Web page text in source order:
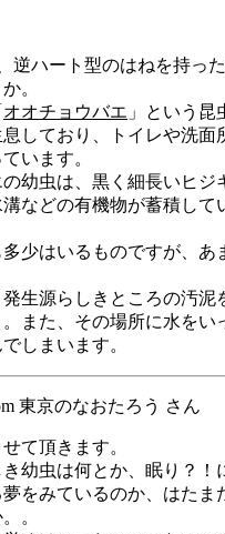
逆ハート型のはねを持っ
。
オオチョウバエ 」という昆
しており、トイレや洗面
います。
幼虫は、黒く細長いヒジ
などの有機物が蓄積して
少はいるものですが、あ
生源らしきところの汚泥
また、その場所に水をい
しまいます。
東京のなおたろう さん
て頂きます。
幼虫は何とか、眠り？！
をみているのか、はたま
。